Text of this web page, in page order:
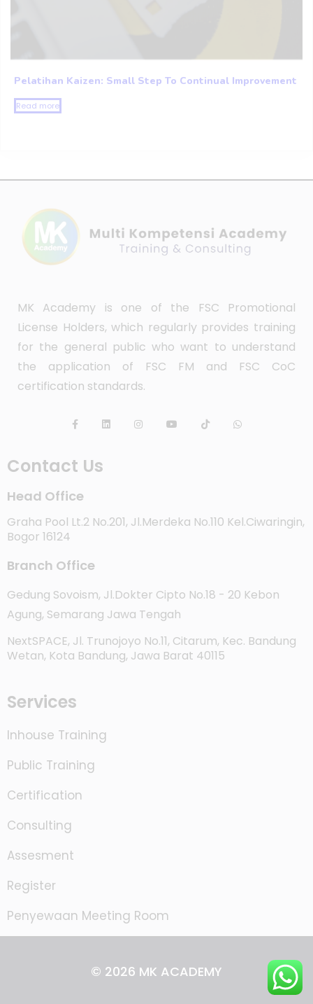
Pelatihan Kaizen: Small Step To Continual Improvement
Read more
MK Academy is one of the FSC Promotional
License Holders, which regularly provides training
for the general public who want to understand
the application of FSC FM and FSC CoC
certification standards.
Contact Us
Head Office
Graha Pool Lt.2 No.201, Jl.Merdeka No.110 Kel.Ciwaringin,
Bogor 16124
Branch Office
Gedung Sovoism, Jl.Dokter Cipto No.18 - 20 Kebon
Agung, Semarang Jawa Tengah
NextSPACE, Jl. Trunojoyo No.11, Citarum, Kec. Bandung
Wetan, Kota Bandung, Jawa Barat 40115
Services
Inhouse Training
Public Training
Certification
Consulting
Assesment
Register
Penyewaan Meeting Room
© 2026 MK ACADEMY